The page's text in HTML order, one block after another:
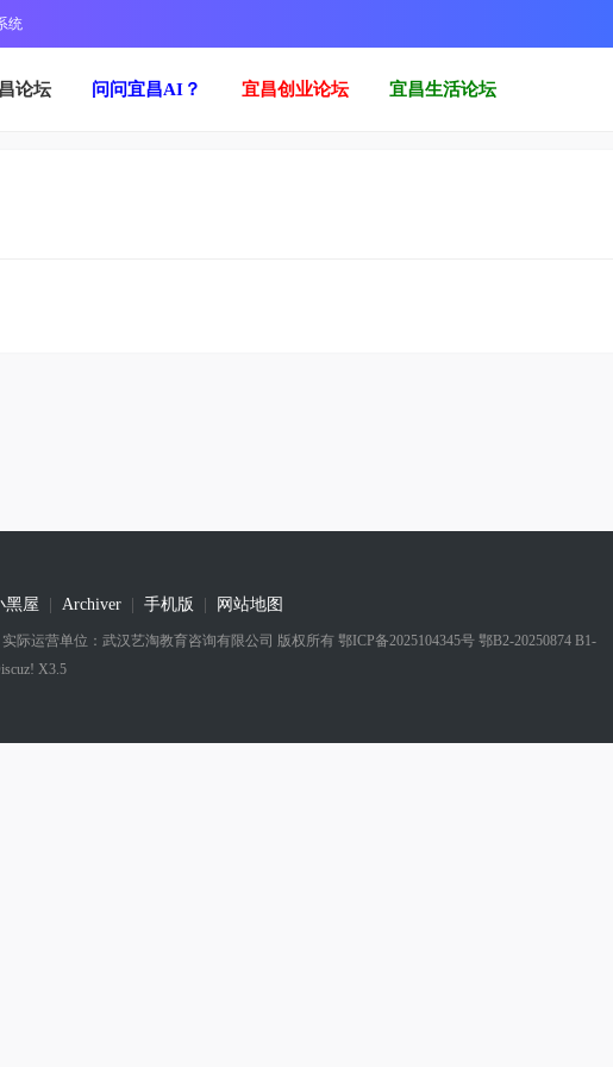
统
论坛 问问宜昌AI？ 宜昌创业论坛 宜昌生活论坛
黑屋 Archiver 手机版 网站地图
实际运营单位：武汉艺淘教育咨询有限公司 版权所有 鄂ICP备2025104345号 鄂B2-20250874 B1-
X3.5